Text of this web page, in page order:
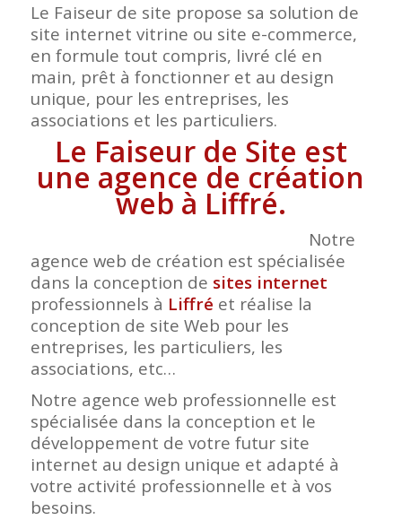
Le Faiseur de site propose sa solution de
site internet vitrine ou site e-commerce,
en formule tout compris, livré clé en
main, prêt à fonctionner et au design
unique, pour les entreprises, les
associations et les particuliers.
Le Faiseur de Site est
une agence de création
web à Liffré.
Notre
agence web de création est spécialisée
dans la conception de sites internet
professionnels à Liffré et réalise la
conception de site Web pour les
entreprises, les particuliers, les
associations, etc…
Notre agence web professionnelle est
spécialisée dans la conception et le
développement de votre futur site
internet au design unique et adapté à
votre activité professionnelle et à vos
besoins.